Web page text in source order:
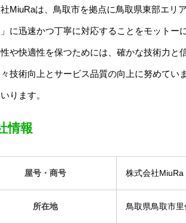
MiuRaは、鳥取市を拠点に鳥取県東部エリ
に迅速かつ丁寧に対応することをモット
や快適性を保つためには、確かな技術力
技術向上とサービス品質の向上に努めて
ります。
情報
屋号・商号 株式会社MiuRa
所在地 鳥取県鳥取市